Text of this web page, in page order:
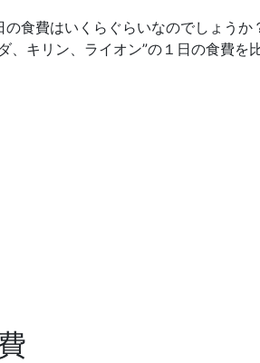
の食費はいくらぐらいなのでしょうか
、キリン、ライオン”の１日の食費を